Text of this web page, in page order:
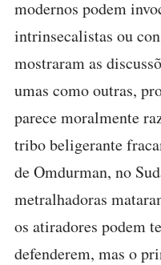
modernos podem
intrinsecalistas ou
mostraram as
umas como outras,
parece moralmente
tribo beligerante
de Omdurman, no
metralhadoras
os atiradores podem
defenderem, mas o